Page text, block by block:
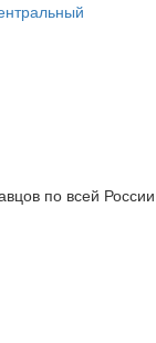
по всей России